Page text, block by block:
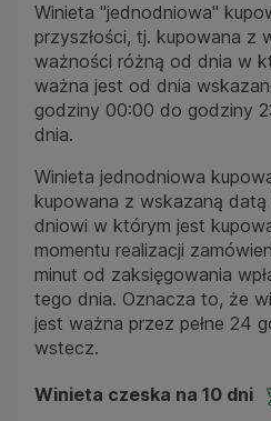
Winieta "jednodniowa"
przyszłości, tj. kupowana z
ważności różną od dnia w
ważna jest od dnia
godziny 00:00 do godziny
dnia.
Winieta jednodniowa
kupowana z wskazaną
dniowi w którym jest
momentu realizacji
minut od zaksięgowania
tego dnia. Oznacza to, że
jest ważna przez pełne 24
wstecz.
Winieta czeska na 10 dni